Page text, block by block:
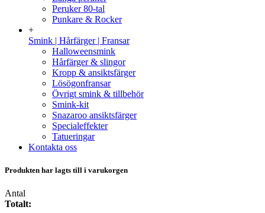
Peruker 80-tal
Punkare & Rocker
+
Smink | Hårfärger | Fransar
Halloweensmink
Hårfärger & slingor
Kropp & ansiktsfärger
Lösögonfransar
Övrigt smink & tillbehör
Smink-kit
Snazaroo ansiktsfärger
Specialeffekter
Tatueringar
Kontakta oss
Produkten har lagts till i varukorgen
Antal
Totalt: